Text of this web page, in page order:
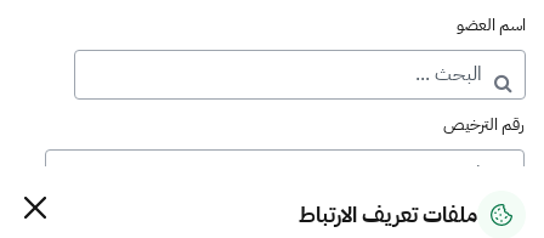
اسم العضو
رقم الترخيص
رقم العضويةملفات تعريف الارتباط